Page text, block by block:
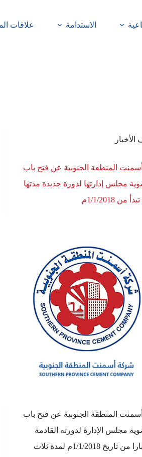
الاستدامة علاقات
المنطقة الجنوبية عن فتح باب
مجلس إدارتها لدورة جديدة مدتها
1/1/2018م
المنطقة الجنوبية عن فتح باب
مجلس الإدارة لدورته القادمة
التي تبدأ اعتبارا من تاريخ 1/1/2018م لمدة ثلاث